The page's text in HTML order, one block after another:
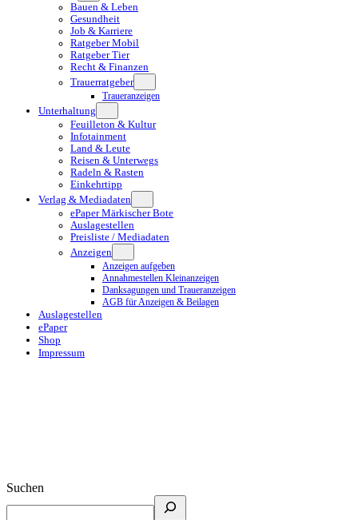
Bauen & Leben
Gesundheit
Job & Karriere
Ratgeber Mobil
Ratgeber Tier
Recht & Finanzen
Trauerratgeber
Traueranzeigen
Unterhaltung
Feuilleton & Kultur
Infotainment
Land & Leute
Reisen & Unterwegs
Radeln & Rasten
Einkehrtipp
Verlag & Mediadaten
ePaper Märkischer Bote
Auslagestellen
Preisliste / Mediadaten
Anzeigen
Anzeigen aufgeben
Annahmestellen Kleinanzeigen
Danksagungen und Traueranzeigen
AGB für Anzeigen & Beilagen
Auslagestellen
ePaper
Shop
Impressum
Suchen